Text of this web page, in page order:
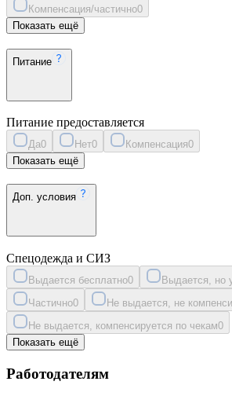
Компенсация/частично0
Показать ещё
Питание
Питание предоставляется
Да0 Нет0 Компенсация0
Показать ещё
Доп. условия
Спецодежда и СИЗ
Выдается бесплатно0 Выдается, но
Частично0 Не выдается, не
Не выдается, компенсируется по чекам0
Показать ещё
Работодателям